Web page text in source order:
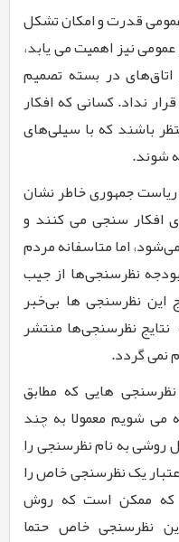
عمومی قدرت و امکان تشکل
نیز اهمیت می یابد،
در بسته تصمیم
نداد. کسانی که افکار
باشند که با سیلی‌های
شوند.
جمهوری خاطر نشان
افکار سنجی می کنند و
اما متاسفانه مردم
نظرسنجی‌ها از جیب
این نظرسنجی ها بی‌خبر
نتایج نظرسنجی‌ها منتشر
نمی گردد.
هایی که مطابق
می شویم معمولا به چند
روشی به نام نظرسنجی را
یک نظرسنجی خاص را
که ممکن است که روش
نظرسنجی خاص حتما